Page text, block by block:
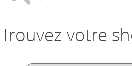
Trouvez votre